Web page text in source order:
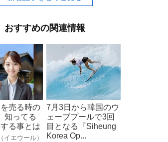
おすすめの関連情報
を売る時の
知ってる
る事とは
イエウール）
7月3日から韓国のウ
ェーブプールで3回
目となる『Siheung
Korea Op...